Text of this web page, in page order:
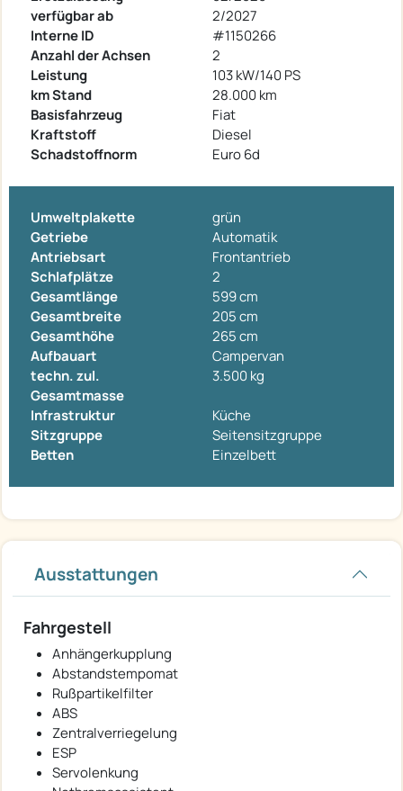
verfügbar ab
2/2027
Interne ID
#1150266
Anzahl der Achsen
2
Leistung
103 kW/140 PS
km Stand
28.000 km
Basisfahrzeug
Fiat
Kraftstoff
Diesel
Schadstoffnorm
Euro 6d
Umweltplakette
grün
Getriebe
Automatik
Antriebsart
Frontantrieb
Schlafplätze
2
Gesamtlänge
599 cm
Gesamtbreite
205 cm
Gesamthöhe
265 cm
Aufbauart
Campervan
techn. zul.
Gesamtmasse
3.500 kg
Infrastruktur
Küche
Sitzgruppe
Seitensitzgruppe
Betten
Einzelbett
Ausstattungen
Fahrgestell
Anhängerkupplung
Abstandstempomat
Rußpartikelfilter
ABS
Zentralverriegelung
ESP
Servolenkung